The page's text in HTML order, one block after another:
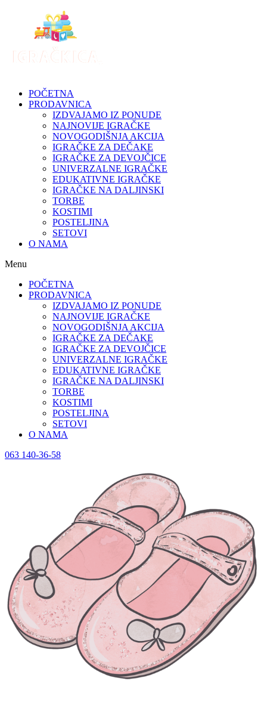
POČETNA
PRODAVNICA
IZDVAJAMO IZ PONUDE
NAJNOVIJE IGRAČKE
NOVOGODIŠNJA AKCIJA
IGRAČKE ZA DEČAKE
IGRAČKE ZA DEVOJČICE
UNIVERZALNE IGRAČKE
EDUKATIVNE IGRAČKE
IGRAČKE NA DALJINSKI
TORBE
KOSTIMI
POSTELJINA
SETOVI
O NAMA
Menu
POČETNA
PRODAVNICA
IZDVAJAMO IZ PONUDE
NAJNOVIJE IGRAČKE
NOVOGODIŠNJA AKCIJA
IGRAČKE ZA DEČAKE
IGRAČKE ZA DEVOJČICE
UNIVERZALNE IGRAČKE
EDUKATIVNE IGRAČKE
IGRAČKE NA DALJINSKI
TORBE
KOSTIMI
POSTELJINA
SETOVI
O NAMA
063 140-36-58